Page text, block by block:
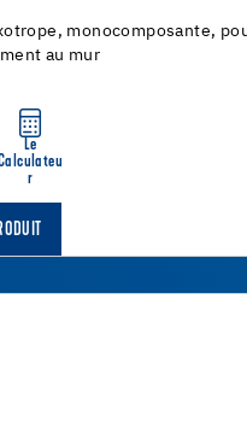
monocomposante,
au mur
Le
r